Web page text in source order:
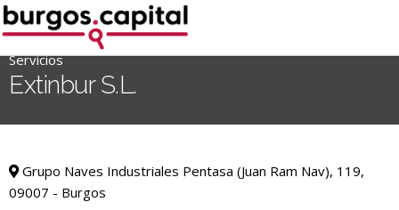
Ir
al
contenido
for:')
Servicios
Extinbur S.L.
Grupo Naves Industriales Pentasa (Juan Ram Nav), 119,
09007 - Burgos